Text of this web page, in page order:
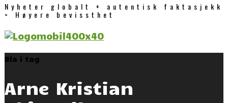
Nyheter globalt + autentisk faktasjekk
= Høyere bevissthet
Bla i tag
Arne Kristian